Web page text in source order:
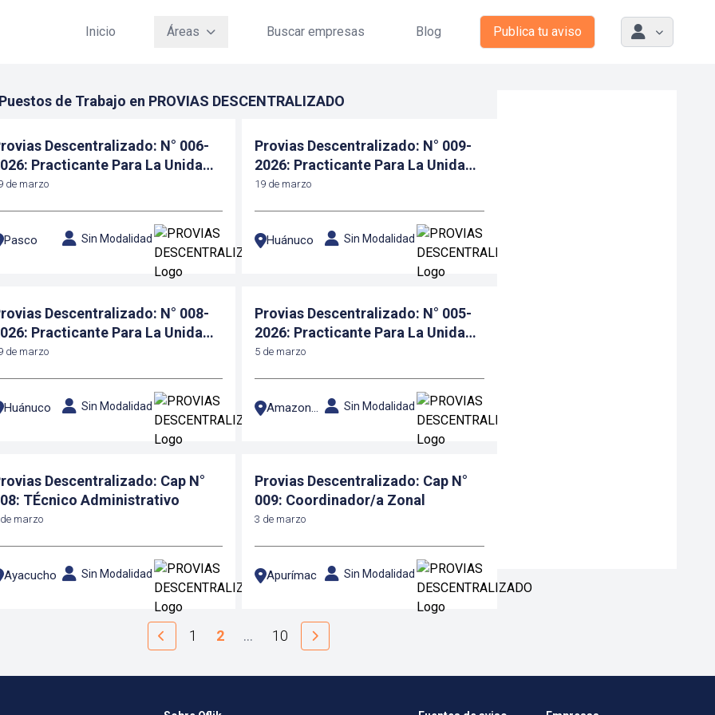
Inicio Áreas Buscar empresas Blog Publica tu aviso
de Trabajo en PROVIAS DESCENTRALIZADO
Descentralizado: N° 006-
Practicante Para La Unidad
Pasco
de marzo
Pasco Sin Modalidad
Provias Descentralizado: N° 009-
2026: Practicante Para La Unidad
Zonal Huánuco
19 de marzo
Huánuco Sin Modalidad
Descentralizado: N° 008-
Practicante Para La Unidad
Huánuco
de marzo
Huánuco Sin Modalidad
Provias Descentralizado: N° 005-
2026: Practicante Para La Unidad
Zonal Amazonas
5 de marzo
Amazonas Sin Modalidad
Descentralizado: Cap N°
TÉcnico Administrativo
marzo
Ayacucho Sin Modalidad
Provias Descentralizado: Cap N°
009: Coordinador/a Zonal
3 de marzo
Apurímac Sin Modalidad
1 2 … 10